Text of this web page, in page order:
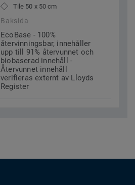
Tile 50 x 50 cm
Baksida
EcoBase - 100%
återvinningsbar, innehåller
upp till 91% återvunnet och
biobaserad innehåll -
Återvunnet innehåll
verifieras externt av Lloyds
Register